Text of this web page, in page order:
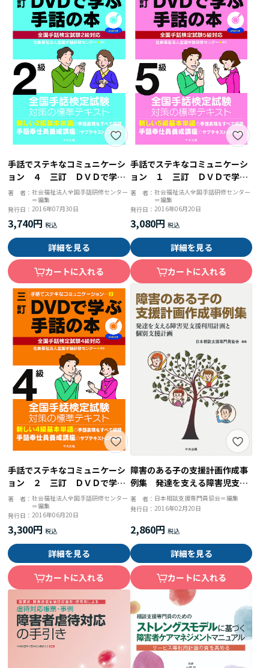
手話でステキなコミュニケーシ
ョン ４ 三訂 ＤＶＤで学ぶ
手話の本 全国手話検定試験２
級対応
著 者：社会福祉法人全国手話研修センター
＝編集
発行日：2016年07月30日
3,740円
詳細を見る
カートに入れる
手話でステキなコミュニケーシ
ョン １ 三訂 ＤＶＤで学ぶ
手話の本 全国手話検定試験５
級対応
著 者： 社会福祉法人全国手話研修センター
＝編集
発行日： 2016年06月20日
3,080円
詳細を見る
カートに入れる
手話でステキなコミュニケーシ
ョン ２ 三訂 ＤＶＤで学ぶ
手話の本 全国手話検定試験４
級対応
著 者：社会福祉法人全国手話研修センター
＝編集
発行日：2016年06月20日
3,300円
詳細を見る
カートに入れる
障害のある子の支援計画作成事
例集 発達を支える障害児支援
利用計画と個別支援計画
著 者： 日本相談支援専門員協会＝編集
発行日： 2016年02月20日
2,860円
詳細を見る
カートに入れる